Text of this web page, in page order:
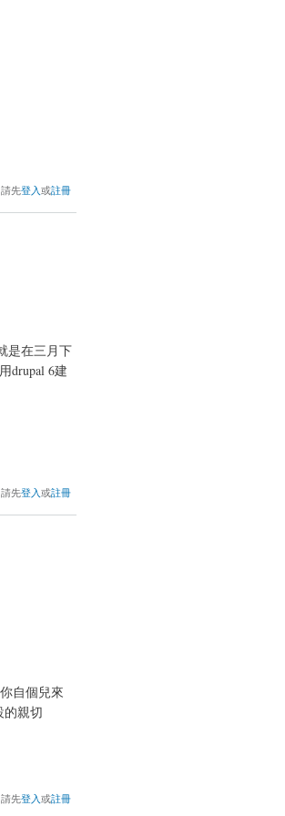
先登入或註冊
是在三月下
drupal 6建
先登入或註冊
自個兒來
的親切
先登入或註冊